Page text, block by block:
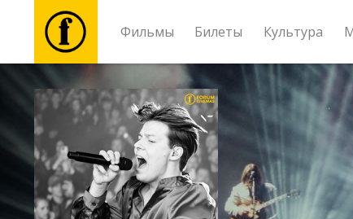
Фильмы Билеты Культура
Фильмы
Билеты
Культура